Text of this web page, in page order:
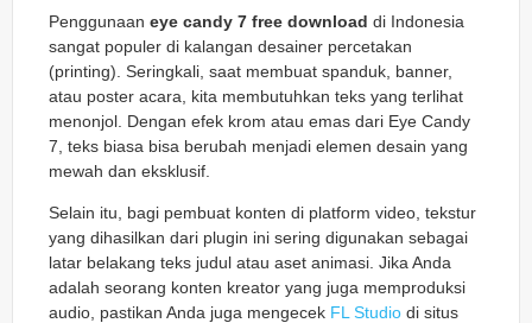
Penggunaan eye candy 7 free download di Indonesia
sangat populer di kalangan desainer percetakan
(printing). Seringkali, saat membuat spanduk, banner,
atau poster acara, kita membutuhkan teks yang terlihat
menonjol. Dengan efek krom atau emas dari Eye Candy
7, teks biasa bisa berubah menjadi elemen desain yang
mewah dan eksklusif.
Selain itu, bagi pembuat konten di platform video, tekstur
yang dihasilkan dari plugin ini sering digunakan sebagai
latar belakang teks judul atau aset animasi. Jika Anda
adalah seorang konten kreator yang juga memproduksi
audio, pastikan Anda juga mengecek FL Studio di situs